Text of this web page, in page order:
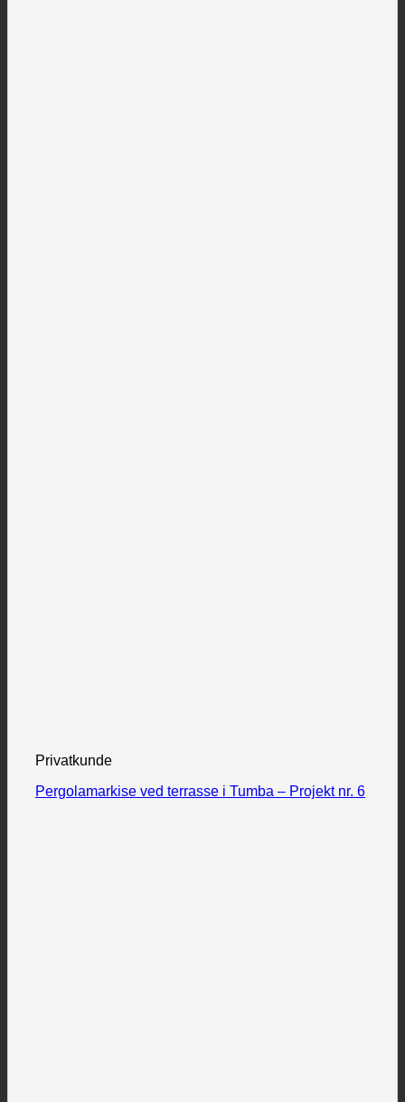
Privatkunde
Pergolamarkise ved terrasse i Tumba – Projekt nr. 6